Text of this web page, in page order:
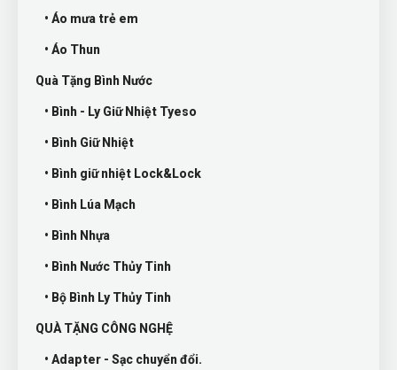
• Áo mưa trẻ em
• Áo Thun
Quà Tặng Bình Nước
• Bình - Ly Giữ Nhiệt Tyeso
• Bình Giữ Nhiệt
• Bình giữ nhiệt Lock&Lock
• Bình Lúa Mạch
• Bình Nhựa
• Bình Nước Thủy Tinh
• Bộ Bình Ly Thủy Tinh
QUÀ TẶNG CÔNG NGHỆ
• Adapter - Sạc chuyển đổi.